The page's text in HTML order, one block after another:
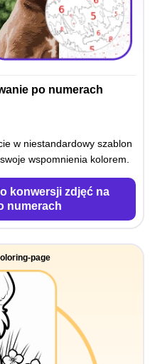
po numerach
w niestandardowy szablon
wspomnienia kolorem.
konwersji zdjęć na
numerach
page